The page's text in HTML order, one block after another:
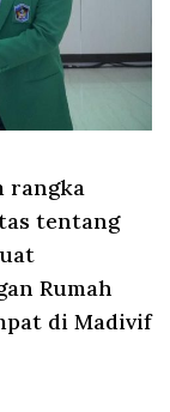
rangka
tentang
Rumah
di Madivif